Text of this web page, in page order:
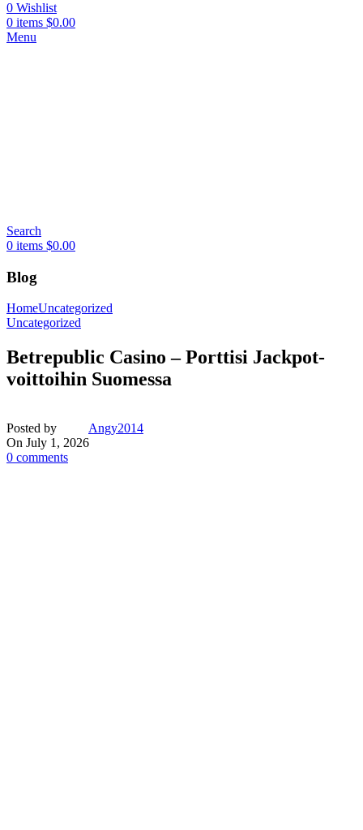
0 Wishlist
0 items $0.00
Menu
Search
0 items $0.00
Blog
HomeUncategorized
Uncategorized
Betrepublic Casino – Porttisi Jackpot-
voittoihin Suomessa
Posted by
Angy2014
On July 1, 2026
0 comments